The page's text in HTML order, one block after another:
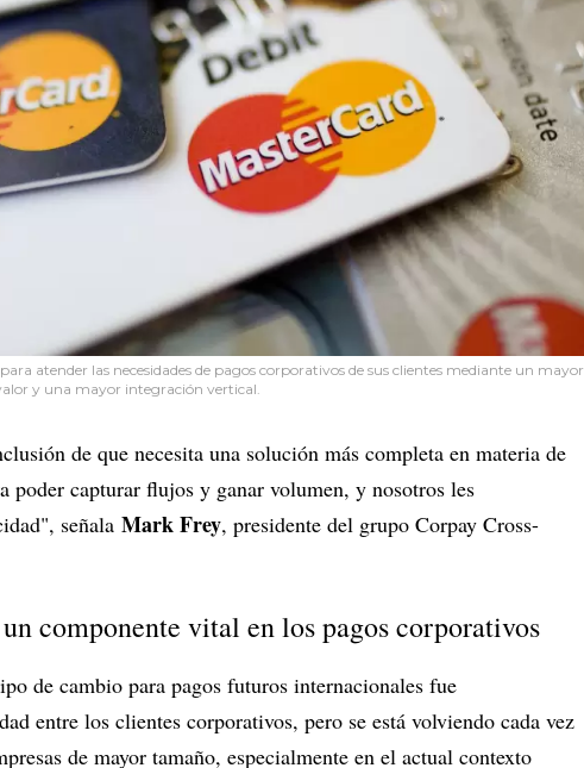
atender las necesidades de pagos corporativos de sus clientes mediante un mayor
y una mayor integración vertical.
de que necesita una solución más completa en materia de
poder capturar flujos y ganar volumen, y nosotros les
señala Mark Frey, presidente del grupo Corpay Cross-
componente vital en los pagos corporativos
de cambio para pagos futuros internacionales fue
entre los clientes corporativos, pero se está volviendo cada vez
de mayor tamaño, especialmente en el actual contexto